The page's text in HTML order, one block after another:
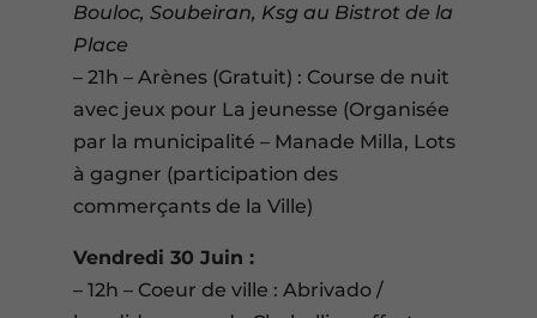
Bouloc, Soubeiran, Ksg au Bistrot de la
Place
– 21h – Arènes (Gratuit) : Course de nuit
avec jeux pour La jeunesse (Organisée
par la municipalité – Manade Milla, Lots
à gagner (participation des
commerçants de la Ville)
Vendredi 30 Juin :
– 12h – Coeur de ville : Abrivado /